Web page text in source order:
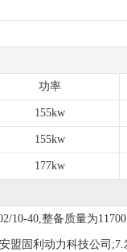
功率
155kw
155kw
177kw
10-40,整备质量为
盟固利动力科技公司